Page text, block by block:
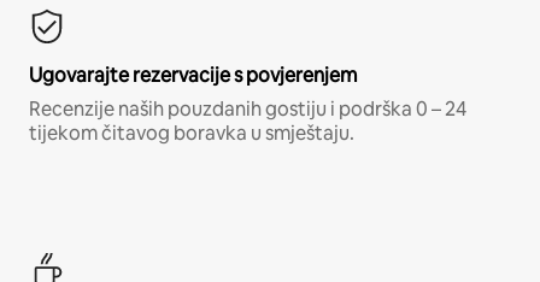
Ugovarajte rezervacije s povjerenjem
Recenzije naših pouzdanih gostiju i podrška 0 – 24
tijekom čitavog boravka u smještaju.